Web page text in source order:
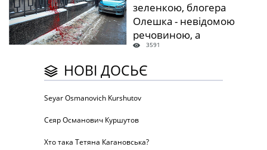
зеленкою, блогера
Олешка - невідомою
речовиною, а
консульство РФ - фарбою
3591
НОВІ ДОСЬЄ
Seyar Osmanovich Kurshutov
Сєяр Османович Куршутов
Хто така Тетяна Кагановська?